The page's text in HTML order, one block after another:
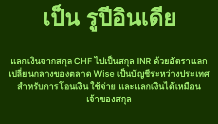
เป็น รูปีอินเดีย
แลกเงินจากสกุล CHF ไปเป็นสกุล INR ด้วยอัตราแลก
เปลี่ยนกลางของตลาด Wise เป็นบัญชีระหว่างประเทศ
สำหรับการโอนเงิน ใช้จ่าย และแลกเงินได้เหมือน
เจ้าของสกุล